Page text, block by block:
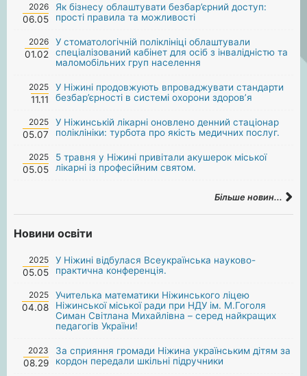
2026
06.05
Як бізнесу облаштувати безбар’єрний доступ:
прості правила та можливості
2026
01.02
У стоматологічній поліклініці облаштували
спеціалізований кабінет для осіб з інвалідністю та
маломобільних груп населення
2025
11.11
У Ніжині продовжують впроваджувати стандарти
безбар’єрності в системі охорони здоров’я
2025
05.07
У Ніжинській лікарні оновлено денний стаціонар
поліклініки: турбота про якість медичних послуг.
2025
05.05
5 травня у Ніжині привітали акушерок міської
лікарні із професійним святом.
Більше новин...
Новини освіти
2025
05.05
У Ніжині відбулася Всеукраїнська науково-
практична конференція.
2025
04.08
Учителька математики Ніжинського ліцею
Ніжинської міської ради при НДУ ім. М.Гоголя
Симан Світлана Михайлівна – серед найкращих
педагогів України!
2023
08.29
За сприяння громади Ніжина українським дітям за
кордон передали шкільні підручники